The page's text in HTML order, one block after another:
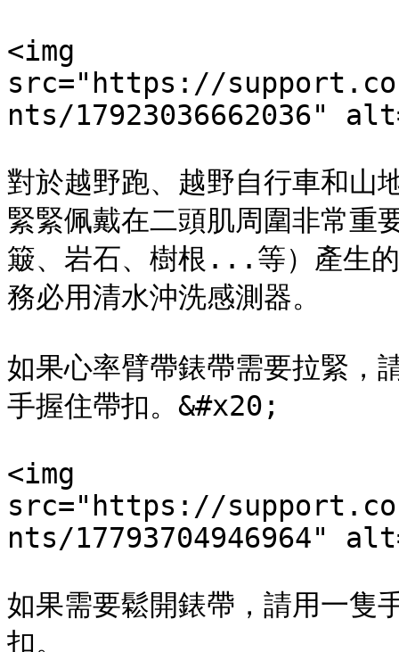
<img
src="https://
nts/17923036662036"
對於越野跑、越野自行車和山
緊緊佩戴在二頭肌周圍非常重
簸、岩石、樹根...等）產生
務必用清水沖洗感測器。
如果心率臂帶錶帶需要拉緊，
手握住帶扣。&#x20;
<img
src="https://
nts/17793704946964"
如果需要鬆開錶帶，請用一隻
扣。